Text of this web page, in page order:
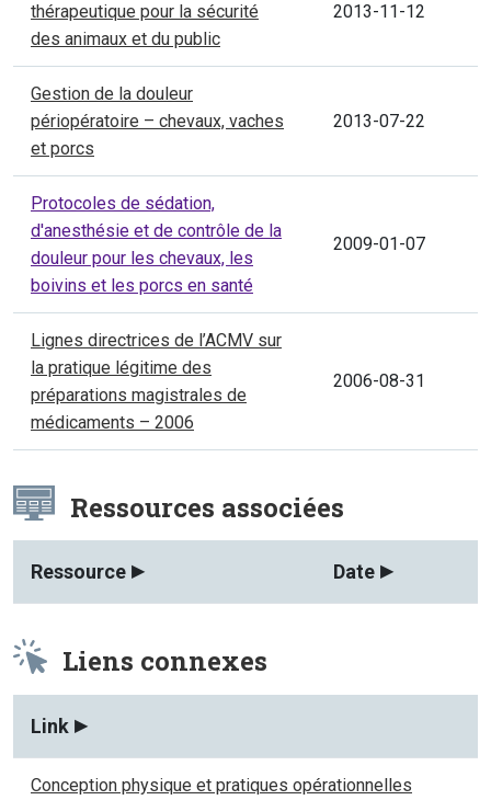
thérapeutique pour la sécurité
des animaux et du public
2013-11-12
Gestion de la douleur
périopératoire – chevaux, vaches
et porcs
2013-07-22
Protocoles de sédation,
d'anesthésie et de contrôle de la
douleur pour les chevaux, les
boivins et les porcs en santé
2009-01-07
Lignes directrices de l’ACMV sur
la pratique légitime des
préparations magistrales de
médicaments – 2006
2006-08-31
Ressources associées
Ressource Date
Liens connexes
Link
Conception physique et pratiques opérationnelles